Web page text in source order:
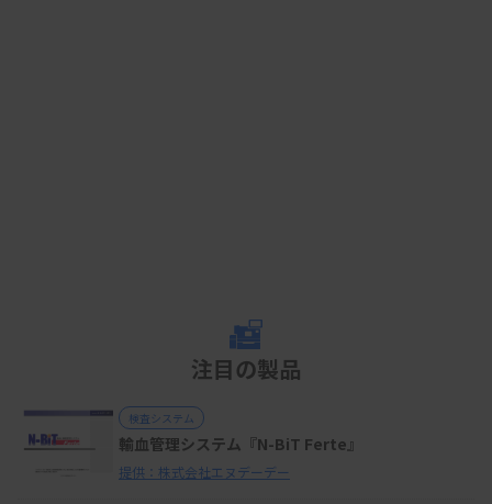
注目の製品
検査システム
輸血管理システム『N-BiT Ferte』
提供：株式会社エヌデーデー